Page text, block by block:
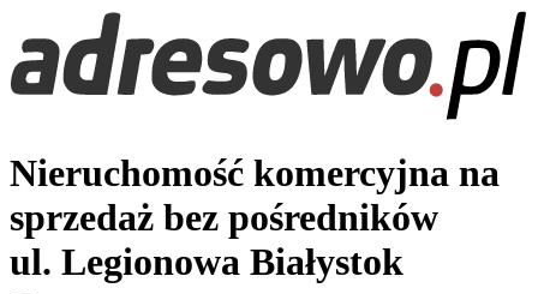
Nieruchomość komercyjna na
sprzedaż bez pośredników
ul. Legionowa Białystok